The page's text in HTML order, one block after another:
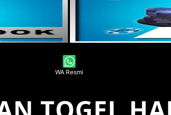
WA Resmi